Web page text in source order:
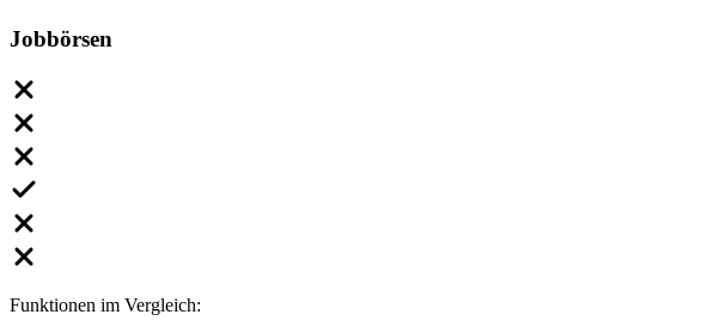
Jobbörsen
Funktionen im Vergleich: